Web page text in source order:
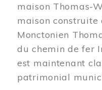
maison Thomas-
maison construite
Monctonien
du chemin de fer
est maintenant
patrimonial